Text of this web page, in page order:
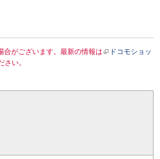
合がございます。最新の情報は
ドコモショッ
さい。